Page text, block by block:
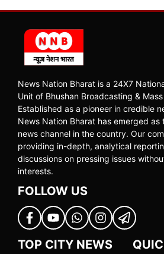
News Nation Bharat is a 24X7
Unit of Bhushan Broadcasting &
Established as a pioneer in credible
News Nation Bharat has emerged
news channel in the country. Our
providing in-depth, analytical
discussions on pressing issues
interests.
FOLLOW US
TOP CITY NEWS